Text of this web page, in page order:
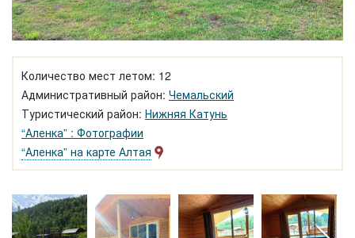
Количество мест летом: 12
Административный район: Чемальский
Туристический район: Нижняя Катунь
“Аленка” : Фотографии
“Аленка” на карте Алтая